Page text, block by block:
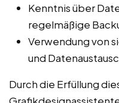
Kenntnis über
regelmäßige
Verwendung von
und
Durch die Erfüllung